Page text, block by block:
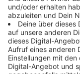
mit "Yellow" und
geblieben. Chris
echte Konstante
in London
stadiontaugliche